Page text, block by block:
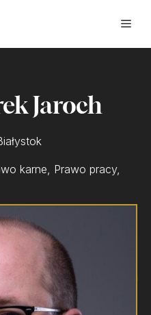
Jaroch
karne, Prawo pracy,